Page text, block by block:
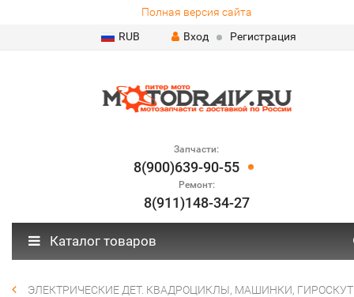
Полная версия сайта
RUB
Вход Регистрация
Запчасти:
8(900)639-90-55
Ремонт:
8(911)148-34-27
Каталог товаров
ЭЛЕКТРИЧЕСКИЕ ДЕТ. КВАДРОЦИКЛЫ, МАШИНКИ,